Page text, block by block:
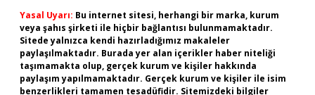
Yasal Uyarı: Bu internet sitesi, herhangi bir marka, kurum
veya şahıs şirketi ile hiçbir bağlantısı bulunmamaktadır.
Sitede yalnızca kendi hazırladığımız makaleler
paylaşılmaktadır. Burada yer alan içerikler haber niteliği
taşımamakta olup, gerçek kurum ve kişiler hakkında
paylaşım yapılmamaktadır. Gerçek kurum ve kişiler ile isim
benzerlikleri tamamen tesadüfidir. Sitemizdeki bilgiler